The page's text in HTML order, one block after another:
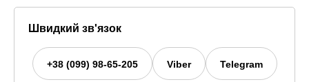
Швидкий зв'язок
+38 (099) 98-65-205 Viber Telegram